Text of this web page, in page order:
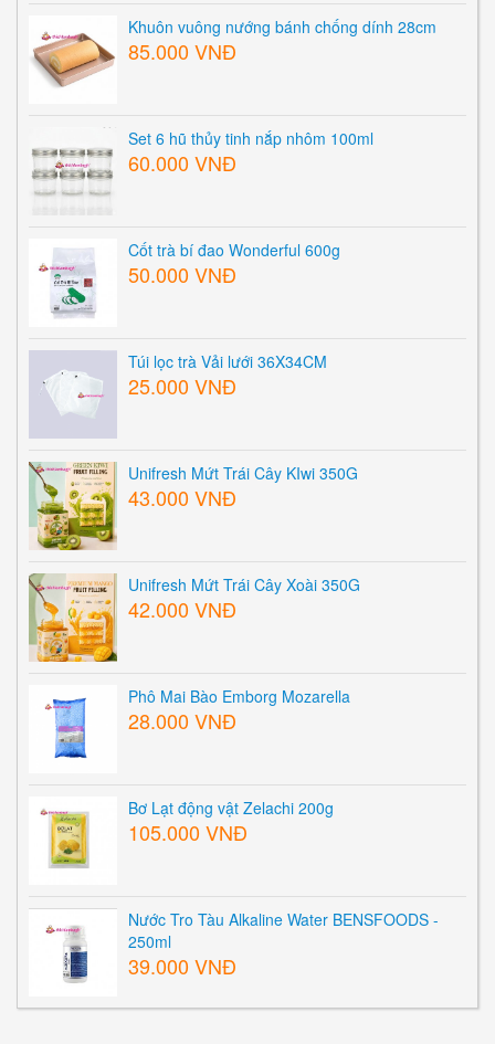
Khuôn vuông nướng bánh chống dính 28cm
85.000 VNĐ
Set 6 hũ thủy tinh nắp nhôm 100ml
60.000 VNĐ
Cốt trà bí đao Wonderful 600g
50.000 VNĐ
Túi lọc trà Vải lưới 36X34CM
25.000 VNĐ
Unifresh Mứt Trái Cây KIwi 350G
43.000 VNĐ
Unifresh Mứt Trái Cây Xoài 350G
42.000 VNĐ
Phô Mai Bào Emborg Mozarella
28.000 VNĐ
Bơ Lạt động vật Zelachi 200g
105.000 VNĐ
Nước Tro Tàu Alkaline Water BENSFOODS -
250ml
39.000 VNĐ